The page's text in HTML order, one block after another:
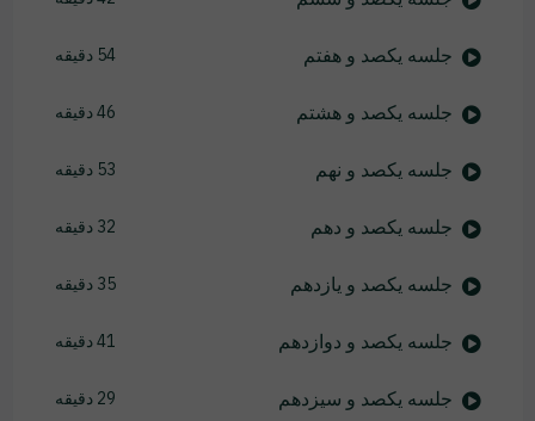
جلسه یکصد و هفتم 54 دقیقه
جلسه یکصد و هشتم 46 دقیقه
جلسه یکصد و نهم 53 دقیقه
جلسه یکصد و دهم 32 دقیقه
جلسه یکصد و یازدهم 35 دقیقه
جلسه یکصد و دوازدهم 41 دقیقه
جلسه یکصد و سیزدهم 29 دقیقه